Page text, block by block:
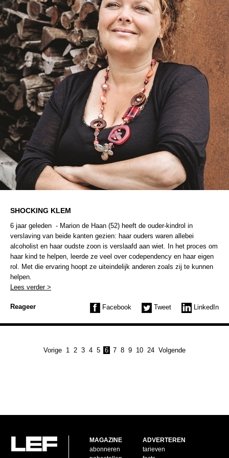
SHOCKING KLEM
6 jaar geleden - Marion de Haan (52) heeft de ouder-kindrol in
verslaving van beide kanten gezien: haar ouders waren allebei
alcoholist en haar oudste zoon is verslaafd aan wiet. In het proces om
haar kind te helpen, leerde ze veel over codependency en haar eigen
rol. Met die ervaring hoopt ze uiteindelijk anderen zoals zij te kunnen
helpen.
Lees verder >
Reageer Facebook Tweet LinkedIn
Vorige 1 2 3 4 5 6 7 8 9 10 24 Volgende
MAGAZINE
abonneren
ADVERTEREN
tarieven